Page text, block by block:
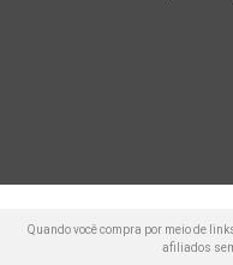
Quando você compra por meio de
afiliados